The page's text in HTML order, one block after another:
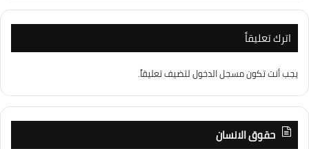
اترك تعليقاً
يجب أنت تكونمسجل الدخوللتضيف تعليقاً.
حقوق الانسان